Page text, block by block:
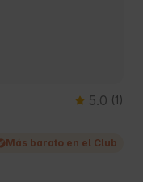
5.0 (1)
Más barato en el Club